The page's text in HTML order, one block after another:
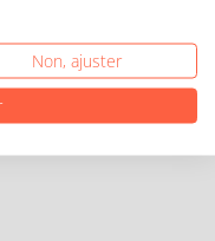
Non, ajuster